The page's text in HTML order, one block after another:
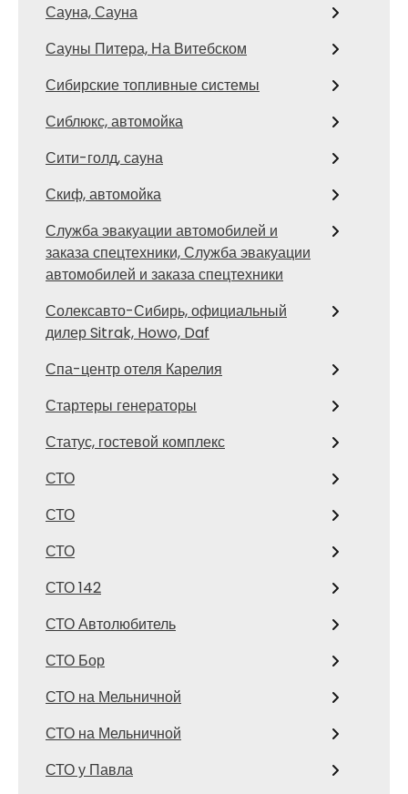
Сауна, Сауна
Сауны Питера, На Витебском
Сибирские топливные системы
Сиблюкс, автомойка
Сити-голд, сауна
Скиф, автомойка
Служба эвакуации автомобилей и
заказа спецтехники, Служба эвакуации
автомобилей и заказа спецтехники
Солексавто-Сибирь, официальный
дилер Sitrak, Howo, Daf
Спа-центр отеля Карелия
Стартеры генераторы
Статус, гостевой комплекс
СТО
СТО
СТО
СТО 142
СТО Автолюбитель
СТО Бор
СТО на Мельничной
СТО на Мельничной
СТО у Павла